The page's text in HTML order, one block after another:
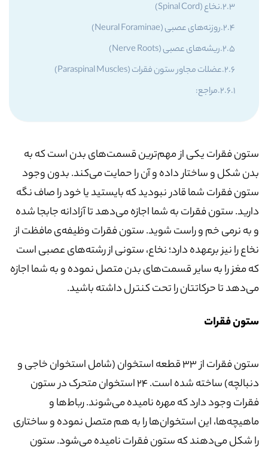
نخاع (Spinal Cord)
روزنه‌های عصبی (Neural Foraminae)
ریشه‌های عصبی (Nerve Roots)
عضلات مجاور ستون فقرات (Paraspinal Muscles)
مراجع:
ستون فقرات یکی از مهم‌ترین قسمت‌های بدن است که به
بدن شکل و ساختار داده و آن را حمایت می‌کند. بدون وجود
ستون فقرات شما قادر نبودید که بایستید یا خود را صاف نگه
دارید. ستون فقرات به شما اجازه می‌دهد تا آزادانه جابجا شده
و به نرمی خم و راست شوید. ستون فقرات وظیفه‌ی مافظت از
نخاع را نیز برعهده دارد؛ نخاع، ستونی از رشته‌های عصبی است
که مغز را به سایر قسمت‌های بدن متصل نموده و به شما اجازه
می‌دهد تا حرکاتتان را تحت کنترل داشته باشید.
ستون فقرات
ستون فقرات از 33 قطعه استخوان (شامل استخوان خاجی و
دنبالچه) ساخته شده است. 24 استخوان متحرک در ستون
فقرات وجود دارد که مهره نامیده می‌شوند. رباط‌ها و
ماهیچه‌ها، این استخوان‌ها را به هم متصل نموده و ساختاری
را شکل می‌دهند که ستون فقرات نامیده می‌شود. ستون